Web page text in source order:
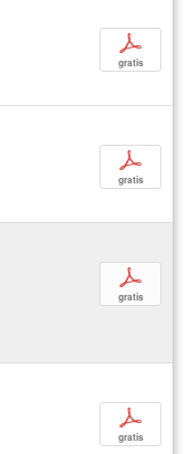
p
gratis
p
gratis
p
gratis
p
gratis